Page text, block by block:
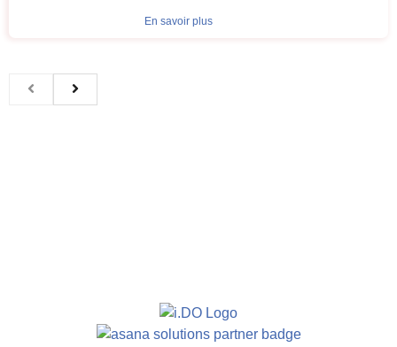
En savoir plus